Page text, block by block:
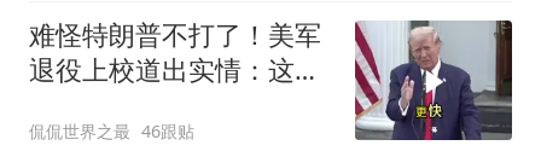
难怪特朗普不打了！美军
退役上校道出实情：这场
侃侃世界之最 46跟贴